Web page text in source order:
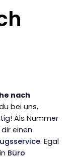
nach
bei uns,
Als Nummer
einen
. Egal
Büro